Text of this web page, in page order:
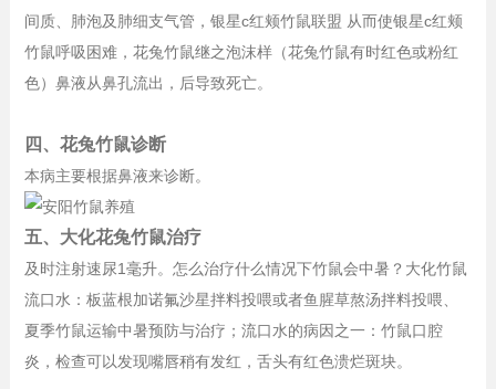
间质、肺泡及肺细支气管，银星c红颊竹鼠联盟 从而使银星c红颊
竹鼠呼吸困难，花兔竹鼠继之泡沫样（花兔竹鼠有时红色或粉红
色）鼻液从鼻孔流出，后导致死亡。
四、花兔竹鼠诊断
本病主要根据鼻液来诊断。
五、大化花兔竹鼠治疗
及时注射速尿1毫升。怎么治疗什么情况下竹鼠会中暑？大化竹鼠
流口水：板蓝根加诺氟沙星拌料投喂或者鱼腥草熬汤拌料投喂、
夏季竹鼠运输中暑预防与治疗；流口水的病因之一：竹鼠口腔
炎，检查可以发现嘴唇稍有发红，舌头有红色溃烂斑块。